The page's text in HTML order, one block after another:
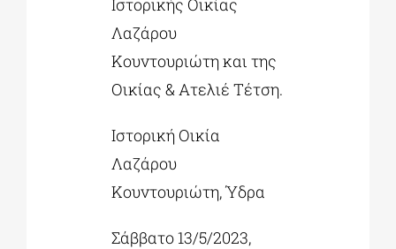
Λαζάρου
Κουντουριώτη και της
Οικίας & Ατελιέ Τέτση.
Ιστορική Οικία
Λαζάρου
Κουντουριώτη, Ύδρα
Σάββατο 13/5/2023,